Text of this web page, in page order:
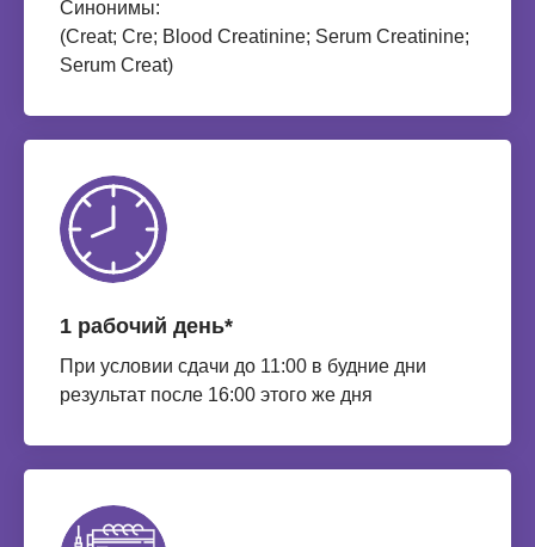
Синонимы:
(Сreat; Сre; Blood Creatinine; Serum Creatinine;
Serum Creat)
1 рабочий день*
При условии сдачи до 11:00 в будние дни
результат после 16:00 этого же дня